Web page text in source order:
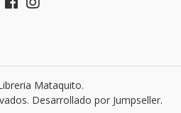
Mataquito.
Desarrollado por Jumpseller.